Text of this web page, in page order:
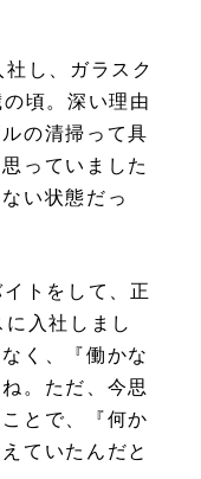
し、ガラスク
頃。深い理由
の清掃って具
っていました
い状態だっ
トをして、正
入社しまし
く、『働かな
。ただ、今思
とで、『何か
ていたんだと